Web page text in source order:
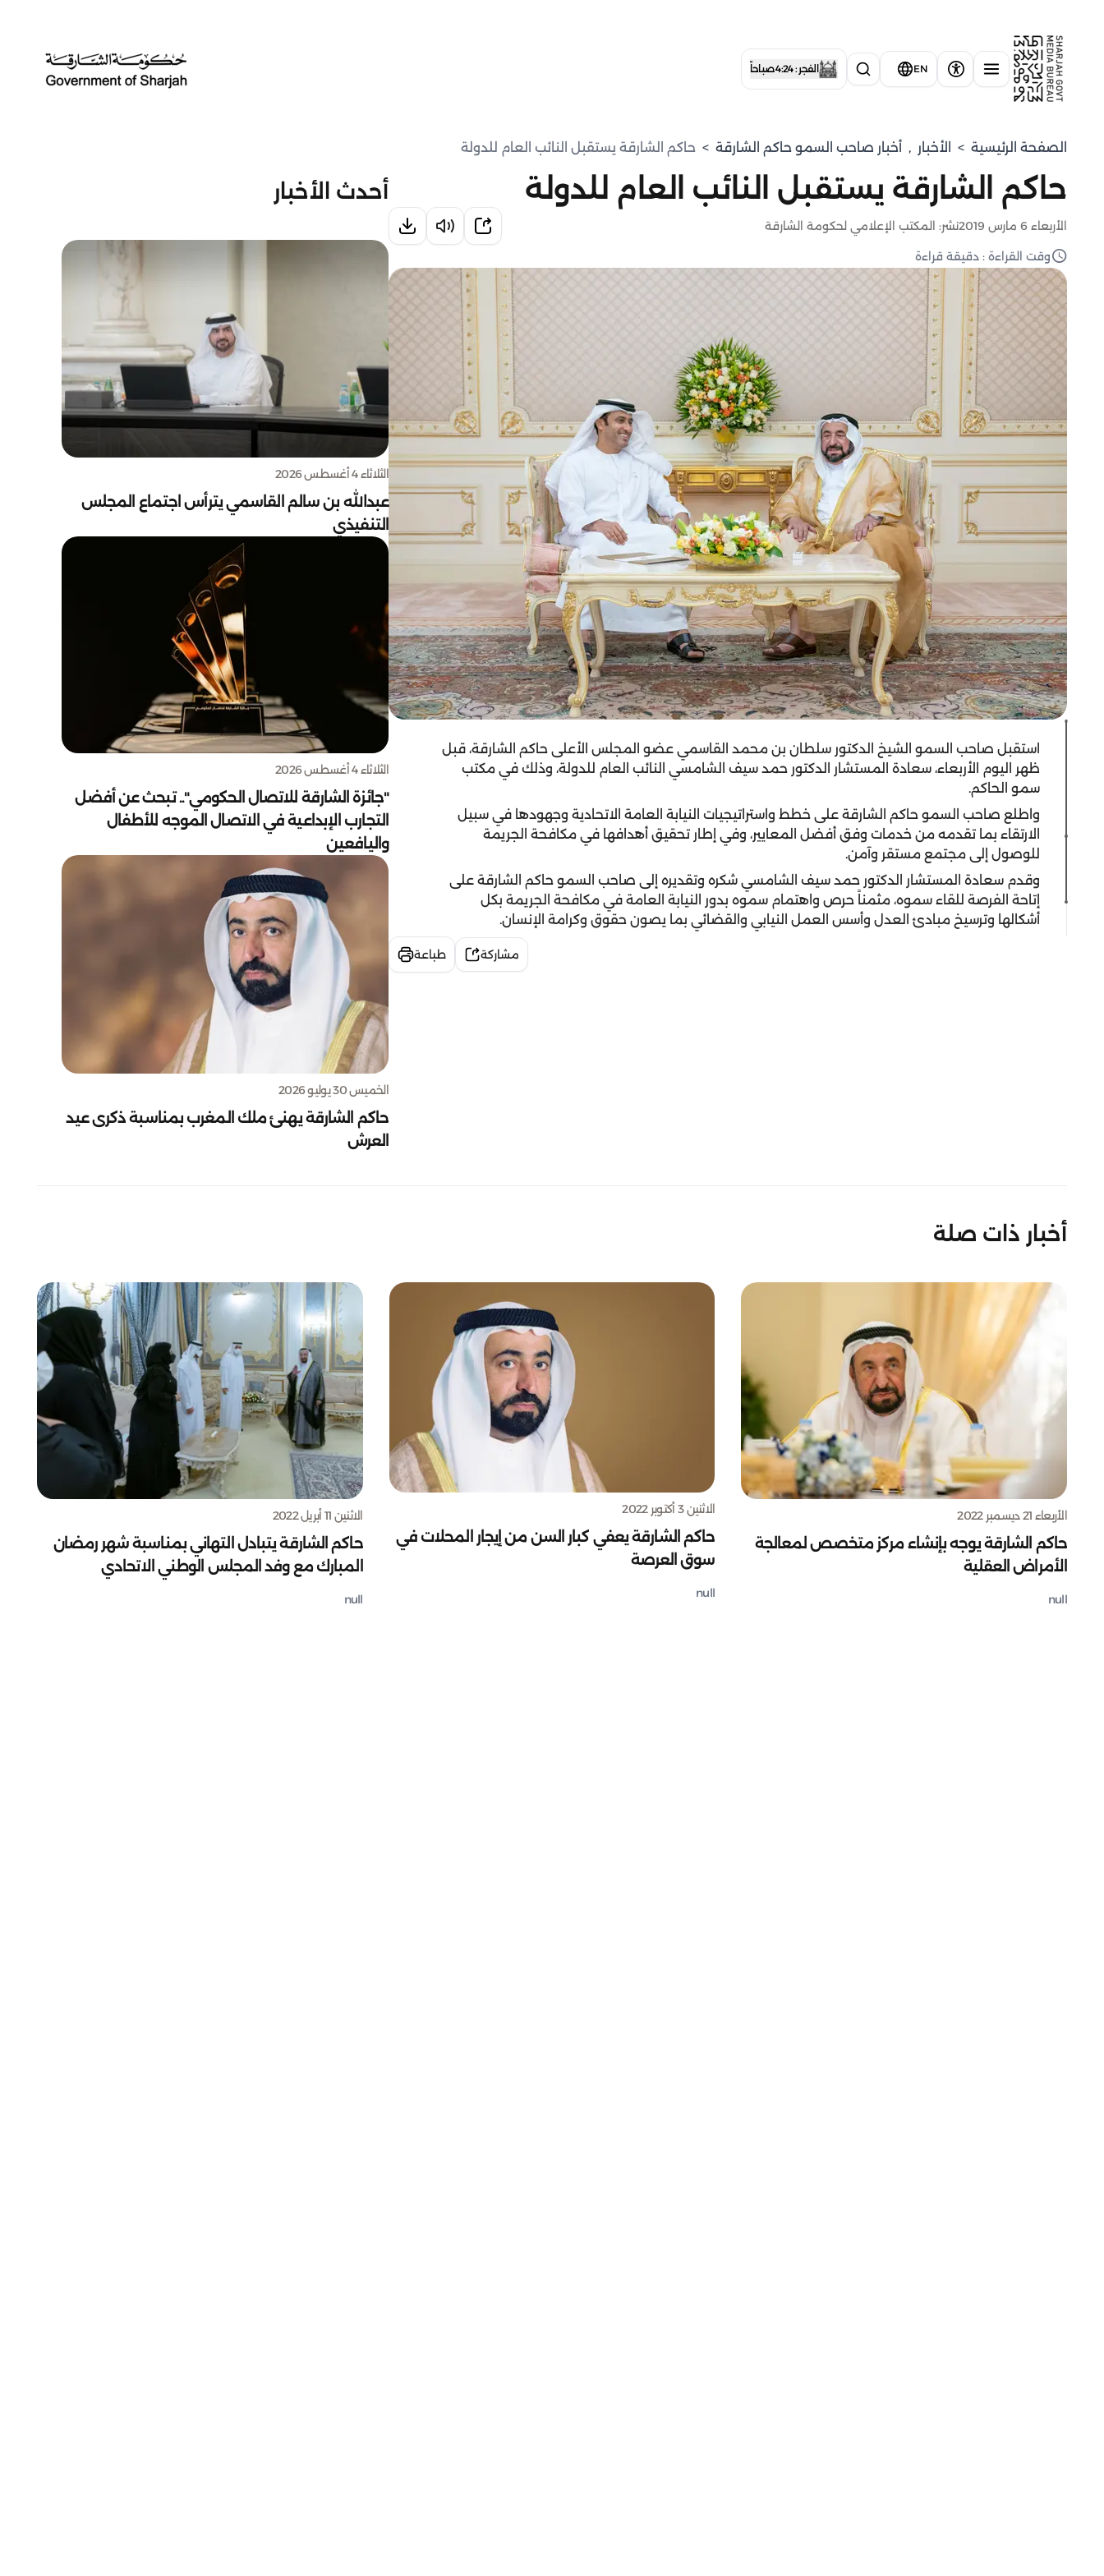
EN الفجر : 4:24 صباحاً
الصفحة الرئيسية > الأخبار , أخبار صاحب السمو حاكم الشارقة > حاكم الشارقة يستقبل النائب العام للدولة
حاكم الشارقة يستقبل النائب العام للدولة
الأربعاء 6 مارس 2019 نشر: المكتب الإعلامي لحكومة الشارقة
وقت القراءة : دقيقة قراءة
استقبل صاحب السمو الشيخ الدكتور سلطان بن محمد القاسمي عضو المجلس الأعلى حاكم الشارقة، قبل
ظهر اليوم الأربعاء، سعادة المستشار الدكتور حمد سيف الشامسي النائب العام للدولة، وذلك في مكتب
سمو الحاكم.
واطلع صاحب السمو حاكم الشارقة على خطط واستراتيجيات النيابة العامة الاتحادية وجهودها في سبيل
الارتقاء بما تقدمه من خدمات وفق أفضل المعايير، وفي إطار تحقيق أهدافها في مكافحة الجريمة
للوصول إلى مجتمع مستقر وآمن.
وقدم سعادة المستشار الدكتور حمد سيف الشامسي شكره وتقديره إلى صاحب السمو حاكم الشارقة على
إتاحة الفرصة للقاء سموه، مثمناً حرص واهتمام سموه بدور النيابة العامة في مكافحة الجريمة بكل
أشكالها وترسيخ مبادئ العدل وأسس العمل النيابي والقضائي بما يصون حقوق وكرامة الإنسان.
مشاركة طباعة
أحدث الأخبار
الثلاثاء 4 أغسطس 2026
عبدالله بن سالم القاسمي يترأس اجتماع المجلس
التنفيذي
الثلاثاء 4 أغسطس 2026
"جائزة الشارقة للاتصال الحكومي".. تبحث عن أفضل
التجارب الإبداعية في الاتصال الموجه للأطفال
واليافعين
الخميس 30 يوليو 2026
حاكم الشارقة يهنئ ملك المغرب بمناسبة ذكرى عيد
العرش
أخبار ذات صلة
الأربعاء 21 ديسمبر 2022
حاكم الشارقة يوجه بإنشاء مركز متخصص لمعالجة
الأمراض العقلية
null
الاثنين 3 أكتوبر 2022
حاكم الشارقة يعفي كبار السن من إيجار المحلات في
سوق العرصة
null
الاثنين 11 أبريل 2022
حاكم الشارقة يتبادل التهاني بمناسبة شهر رمضان
المبارك مع وفد المجلس الوطني الاتحادي
null